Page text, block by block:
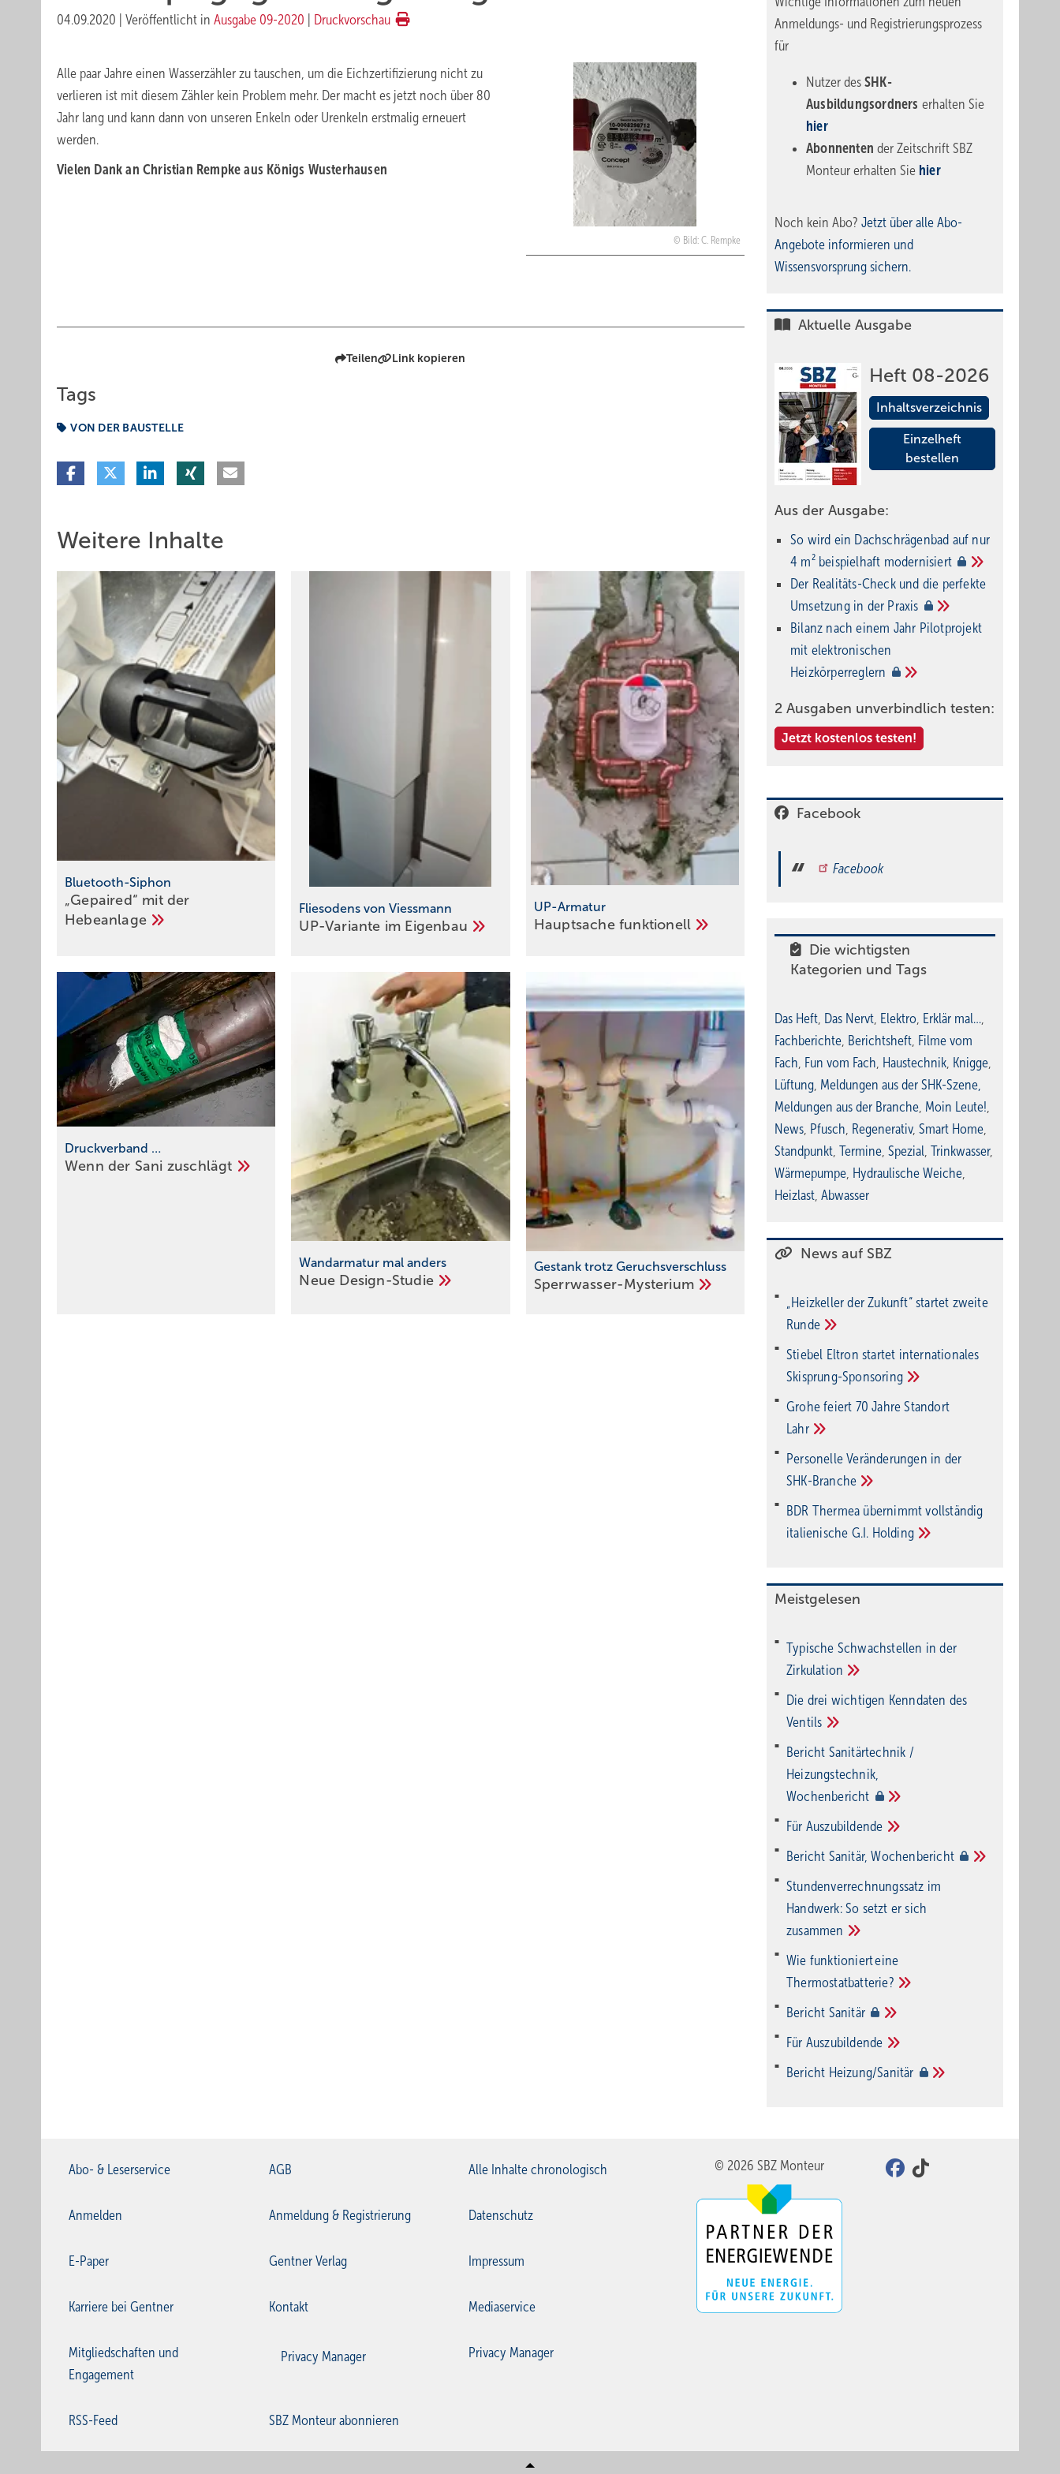
04.09.2020 Veröffentlicht in Ausgabe 09-2020 Druckvorschau
Bild: C. Rempke
Alle paar Jahre einen Wasserzähler zu tauschen, um die Eichzertifizierung nicht zu
verlieren ist mit diesem Zähler kein Problem mehr. Der macht es jetzt noch über 80
Jahr lang und kann dann von unseren Enkeln oder Urenkeln erstmalig erneuert
werden.
Vielen Dank an Christian Rempke aus Königs Wusterhausen
Teilen Link kopieren
Tags
VON DER BAUSTELLE
Weitere Inhalte
Bluetooth-Siphon
„Gepaired“ mit der
­Hebeanlage
Fliesodens von Viessmann
UP-Variante im Eigenbau
UP-Armatur
Hauptsachefunktionell
Druckverband …
Wenn der Sani zuschlägt
Wandarmatur mal anders
Neue Design-Studie
Gestank trotz Geruchsverschluss
Sperrwasser-Mysterium
Anmeldungs- und Registrierungsprozess
für
Nutzer des SHK-
Ausbildungsordners erhalten Sie
hier
Abonnentender Zeitschrift SBZ
Monteur erhalten Sie hier
Noch kein Abo? Jetzt über alle Abo-
Angebote informieren und
Wissensvorsprung sichern.
Aktuelle Ausgabe
Heft 08-2026
Inhaltsverzeichnis
Einzelheft
bestellen
Aus der Ausgabe:
So wird ein Dach­schrägenbad auf nur
4 m² beispielhaft modernisiert
Der Realitäts-Check und die perfekte
Umsetzung in der Praxis
Bilanz nach einem Jahr Pilotprojekt
mit elektronischen
Heizkörperreglern
2 Ausgaben unverbindlich testen:
Jetzt kostenlos testen!
Facebook
Facebook
Die wichtigsten
Kategorien und Tags
Das Heft, Das Nervt, Elektro, Erklär mal…,
Fachberichte, Berichtsheft, Filme vom
Fach, Fun vom Fach, Haustechnik, Knigge,
Lüftung, Meldungen aus der SHK-Szene,
Meldungen aus der Branche, Moin Leute!,
News, Pfusch, Regenerativ, Smart Home,
Standpunkt, Termine, Spezial, Trinkwasser,
Wärmepumpe, Hydraulische Weiche,
Heizlast, Abwasser
News auf SBZ
„Heizkeller der Zu­kunft“ star­tet zwei­te
Run­de
Stiebel Eltron startet internatio­nales
Ski­sprung-Spon­soring
Grohe feiert 70 Jahre Standort
Lahr
Personelle Veränderungen in der
SHK-Branche
BDR Thermea übernimmt vollständig
italienische G.I. Holding
Meistgelesen
Typische Schwachstellen in der
Zirkulation
Die drei wichtigen Kenndaten des
Ventils
Bericht Sanitärtechnik /
Heizungstechnik,
Wochenbericht
Für Auszubildende
Bericht Sanitär,Wochenbericht
Stundenverrechnungssatz im
Handwerk: So setzt er sich
zusammen
Wie funktioniert eine
Thermostatbatterie?
Bericht Sanitär
Für Auszubildende
Bericht Heizung/Sanitär
Abo- & Leserservice AGB Alle Inhalte chronologisch
Anmelden Anmeldung & Registrierung Datenschutz
E-Paper Gentner Verlag Impressum
Karriere bei Gentner Kontakt Mediaservice
Mitgliedschaften und
Engagement
Privacy Manager Privacy Manager
RSS-Feed SBZ Monteur abonnieren
© 2026 SBZ Monteur